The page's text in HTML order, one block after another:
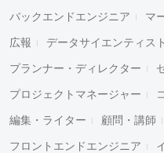
バックエンドエンジニア マ
広報 データサイエンティスト
プランナー・ディレクター
プロジェクトマネージャー
編集・ライター 顧問・講師
フロントエンドエンジニア